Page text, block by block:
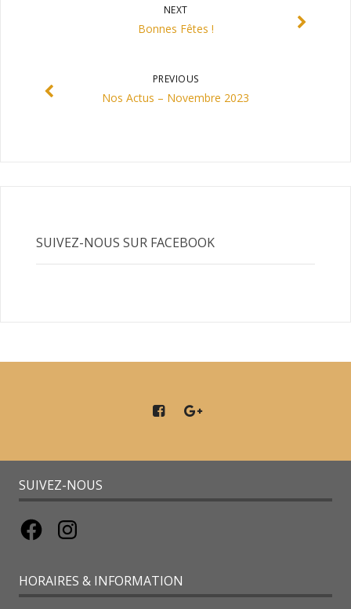
NEXT
Bonnes Fêtes !
PREVIOUS
Nos Actus – Novembre 2023
SUIVEZ-NOUS SUR FACEBOOK
SUIVEZ-NOUS
FacebookInstagram
HORAIRES & INFORMATION